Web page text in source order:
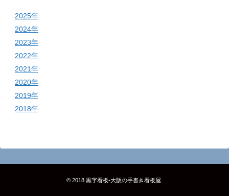
2025年
2024年
2023年
2022年
2021年
2020年
2019年
2018年
© 2018 黒字看板‐大阪の手書き看板屋